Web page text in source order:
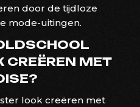
door de tijdloze
mode-uitingen.
CREËREN MET
look creëren met